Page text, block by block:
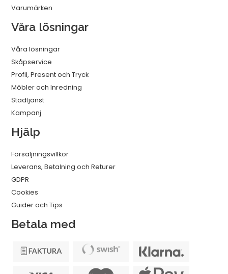
Varumärken
Våra lösningar
Våra lösningar
Skåpservice
Profil, Present och Tryck
Möbler och Inredning
Städtjänst
Kampanj
Hjälp
Försäljningsvillkor
Leverans, Betalning och Returer
GDPR
Cookies
Guider och Tips
Betala med